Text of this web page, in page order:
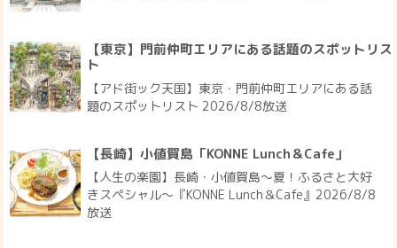
【東京】門前仲町エリアにある話題のスポットリス
ト
【アド街ック天国】東京・門前仲町エリアにある話
題のスポットリスト 2026/8/8放送
【長崎】小値賀島「KONNE Lunch＆Cafe」
【人生の楽園】長崎・小値賀島～夏！ふるさと大好
きスペシャル～『KONNE Lunch＆Cafe』2026/8/8
放送